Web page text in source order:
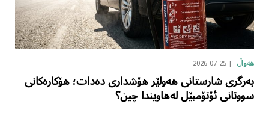
هەواڵ 2026-07-25
بەرگری شارستانی هەولێر هۆشداری دەدات؛ هۆکارەکانی
سووتانی ئۆتۆمبێل لەهاویندا چین؟